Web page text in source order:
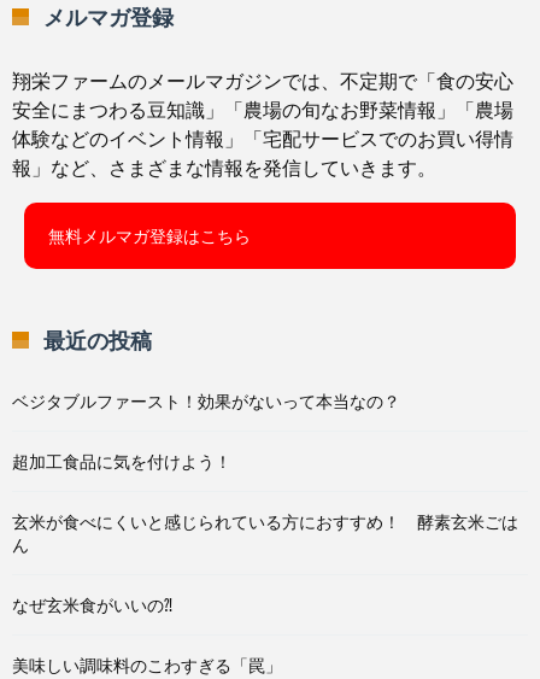
メルマガ登録
翔栄ファームのメールマガジンでは、不定期で「食の安心
安全にまつわる豆知識」「農場の旬なお野菜情報」「農場
体験などのイベント情報」「宅配サービスでのお買い得情
報」など、さまざまな情報を発信していきます。
無料メルマガ登録はこちら
最近の投稿
ベジタブルファースト！効果がないって本当なの？
超加工食品に気を付けよう！
玄米が食べにくいと感じられている方におすすめ！ 酵素玄米ごは
ん
なぜ玄米食がいいの⁈
美味しい調味料のこわすぎる「罠」